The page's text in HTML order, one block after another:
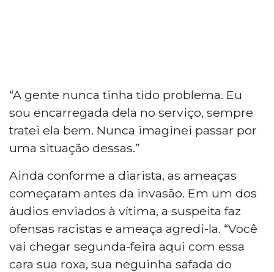
“A gente nunca tinha tido problema. Eu
sou encarregada dela no serviço, sempre
tratei ela bem. Nunca imaginei passar por
uma situação dessas.”
Ainda conforme a diarista, as ameaças
começaram antes da invasão. Em um dos
áudios enviados à vítima, a suspeita faz
ofensas racistas e ameaça agredi-la. “Você
vai chegar segunda-feira aqui com essa
cara sua roxa, sua neguinha safada do